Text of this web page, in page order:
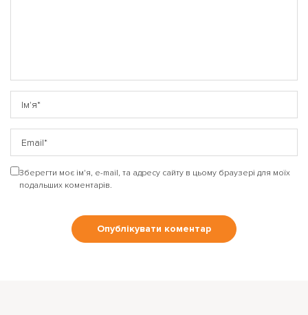
Зберегти моє ім'я, e-mail, та адресу сайту в цьому браузері для моїх
подальших коментарів.